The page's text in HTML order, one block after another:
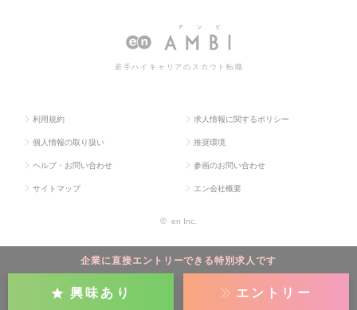
企業に直接エントリーできる特別求人です
興味あり エントリー
ど）の転職 は歓迎！）の求人情報
若手ハイキャリアのスカウト転職
利用規約 求人情報に関するポリシー
個人情報の取り扱い 推奨環境
ヘルプ・お問い合わせ 参画のお問い合わせ
サイトマップ エン会社概要
© en Inc.